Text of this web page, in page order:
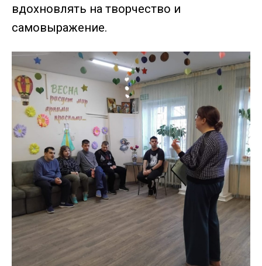
вдохновлять на творчество и
самовыражение.⁣